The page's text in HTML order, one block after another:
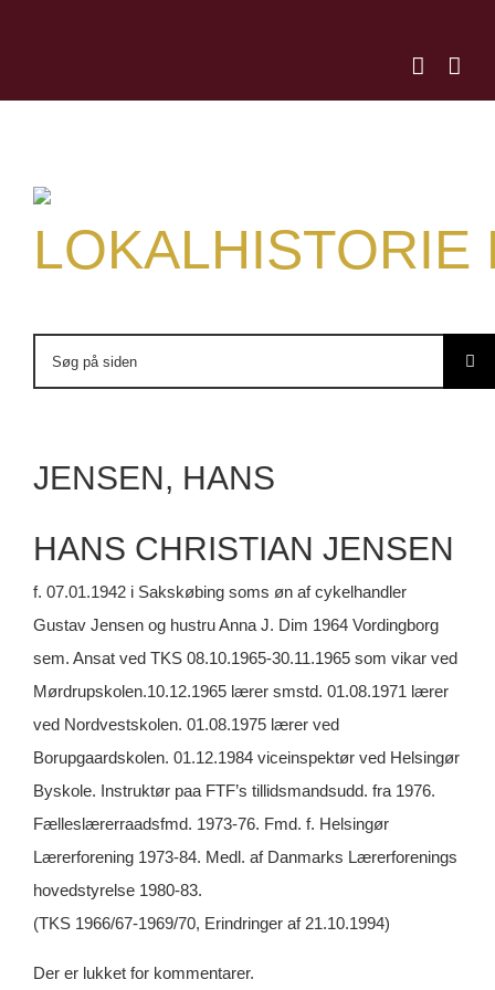
JENSEN, HANS
HANS CHRISTIAN JENSEN
f. 07.01.1942 i Sakskøbing soms øn af cykelhandler
Gustav Jensen og hustru Anna J. Dim 1964 Vordingborg
sem. Ansat ved TKS 08.10.1965-30.11.1965 som vikar ved
Mørdrupskolen.10.12.1965 lærer smstd. 01.08.1971 lærer
ved Nordvestskolen. 01.08.1975 lærer ved
Borupgaardskolen. 01.12.1984 viceinspektør ved Helsingør
Byskole. Instruktør paa FTF’s tillidsmandsudd. fra 1976.
Fælleslærerraadsfmd. 1973-76. Fmd. f. Helsingør
Lærerforening 1973-84. Medl. af Danmarks Lærerforenings
hovedstyrelse 1980-83.
(TKS 1966/67-1969/70, Erindringer af 21.10.1994)
Der er lukket for kommentarer.